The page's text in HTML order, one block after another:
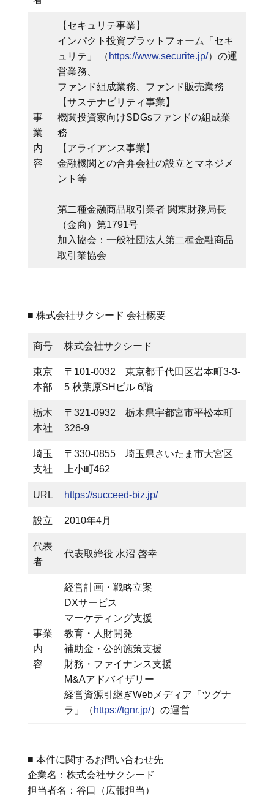
事
業
内
容
【セキュリテ事業】
インパクト投資プラットフォーム「セキ
ュリテ」 （ https://www.securite.jp/）の運
営業務、
ファンド組成業務、ファンド販売業務
【サステナビリティ事業】
機関投資家向けSDGsファンドの組成業
務
【アライアンス事業】
金融機関との合弁会社の設立とマネジメ
ント等
第二種金融商品取引業者 関東財務局長
（金商）第1791号
加入協会：一般社団法人第二種金融商品
取引業協会
■ 株式会社サクシード 会社概要
商号 株式会社サクシード
東京
本部
〒101-0032 東京都千代田区岩本町3-3-
5 秋葉原SHビル 6階
栃木
本社
〒321-0932 栃木県宇都宮市平松本町
326-9
埼玉
支社
〒330-0855 埼玉県さいたま市大宮区
上小町462
URL https://succeed-biz.jp/
設⽴ 2010年4月
代表
者
代表取締役 水沼 啓幸
事業
内
容
経営計画・戦略立案
DXサービス
マーケティング支援
教育・人財開発
補助金・公的施策支援
財務・ファイナンス支援
M&Aアドバイザリー
経営資源引継ぎWebメディア「ツグナ
ラ」（ https://tgnr.jp/）の運営
■ 本件に関するお問い合わせ先
企業名：株式会社サクシード
担当者名：谷口（広報担当）